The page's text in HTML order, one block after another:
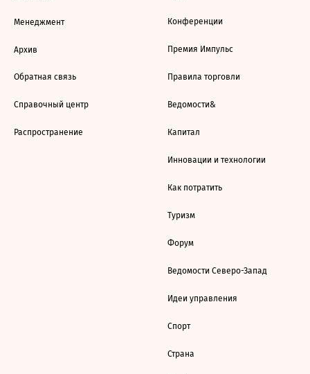
Менеджмент
Архив
Обратная связь
Справочный центр
Распространение
Конференции
Премия Импульс
Правила торговли
Ведомости&
Капитал
Инновации и технологии
Как потратить
Туризм
Форум
Ведомости Северо-Запад
Идеи управления
Спорт
Страна